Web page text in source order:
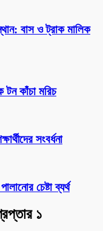
বাস ও ট্রাক মালিক
টন কাঁচা মরিচ
সংবর্ধনা
চেষ্টা ব্যর্থ
১